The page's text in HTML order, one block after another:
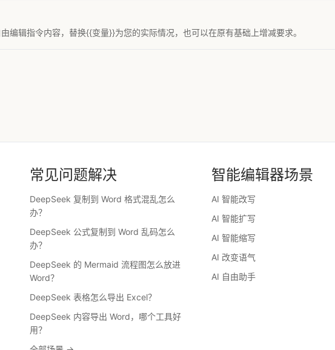
编辑指令内容，替换{{变量}}为您的实际情况，也可以在原有基础上增减要求。
常见问题解决
DeepSeek 复制到 Word 格式混乱怎么
办？
DeepSeek 公式复制到 Word 乱码怎么
办？
DeepSeek 的 Mermaid 流程图怎么放进
Word？
DeepSeek 表格怎么导出 Excel？
DeepSeek 内容导出 Word，哪个工具好
用？
智能编辑器场景
AI 智能改写
AI 智能扩写
AI 智能缩写
AI 改变语气
AI 自由助手